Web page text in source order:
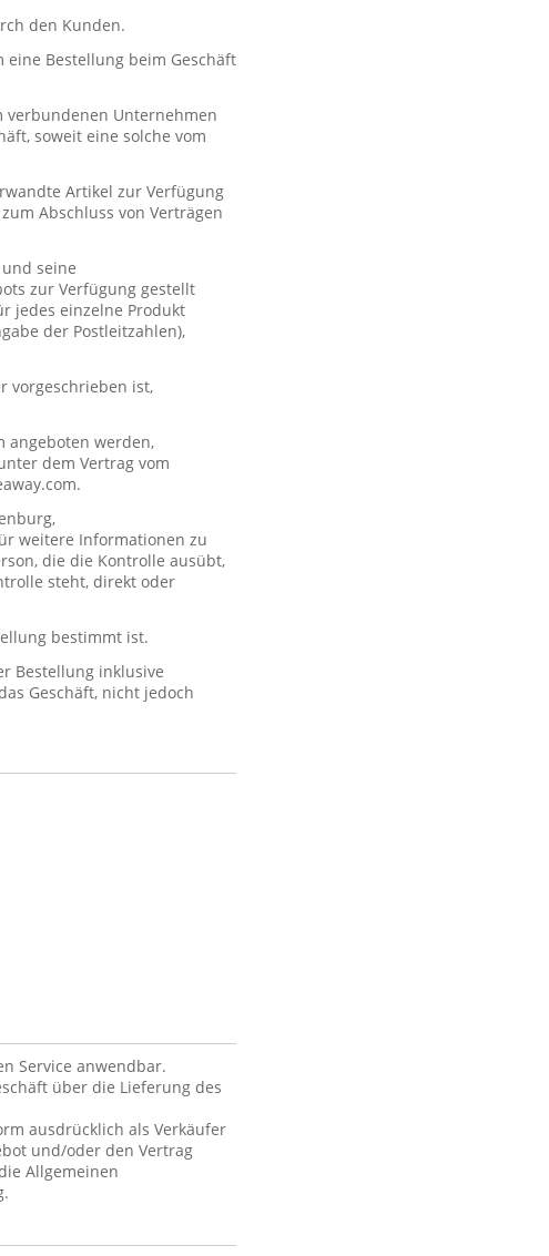
den Kunden.
Bestellung beim Geschäft
verbundenen Unternehmen
soweit eine solche vom
Artikel zur Verfügung
Abschluss von Verträgen
seine
zur Verfügung gestellt
jedes einzelne Produkt
der Postleitzahlen),
vorgeschrieben ist,
angeboten werden,
dem Vertrag vom
weitere Informationen zu
die die Kontrolle ausübt,
steht, direkt oder
bestimmt ist.
Bestellung inklusive
Geschäft, nicht jedoch
Service anwendbar.
über die Lieferung des
ausdrücklich als Verkäufer
und/oder den Vertrag
Allgemeinen